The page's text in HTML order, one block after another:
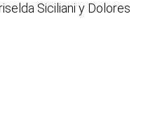
Siciliani y Dolores